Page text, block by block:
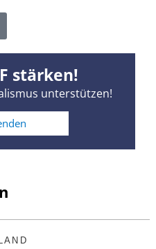
stärken!
unterstützen!